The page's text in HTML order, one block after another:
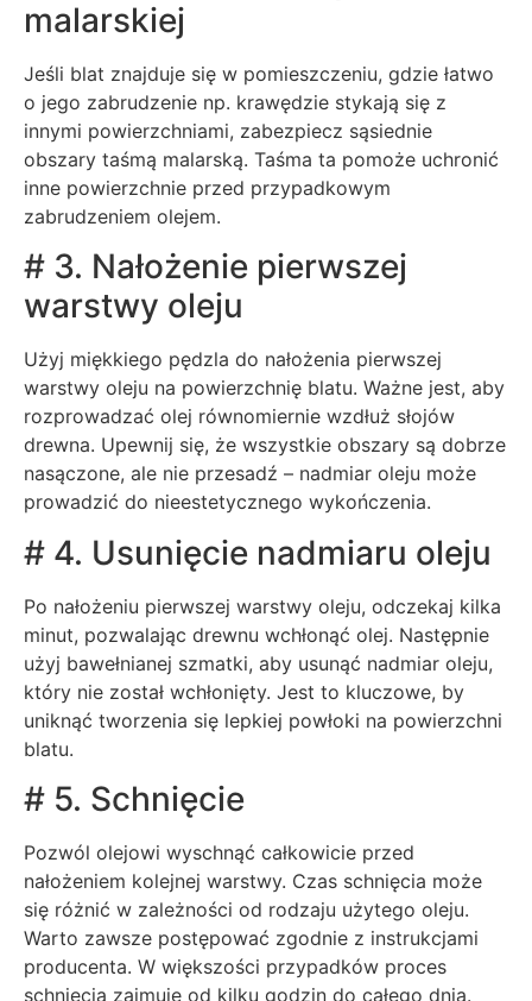
malarskiej
Jeśli blat znajduje się w pomieszczeniu, gdzie łatwo
o jego zabrudzenie np. krawędzie stykają się z
innymi powierzchniami, zabezpiecz sąsiednie
obszary taśmą malarską. Taśma ta pomoże uchronić
inne powierzchnie przed przypadkowym
zabrudzeniem olejem.
# 3. Nałożenie pierwszej
warstwy oleju
Użyj miękkiego pędzla do nałożenia pierwszej
warstwy oleju na powierzchnię blatu. Ważne jest, aby
rozprowadzać olej równomiernie wzdłuż słojów
drewna. Upewnij się, że wszystkie obszary są dobrze
nasączone, ale nie przesadź – nadmiar oleju może
prowadzić do nieestetycznego wykończenia.
# 4. Usunięcie nadmiaru oleju
Po nałożeniu pierwszej warstwy oleju, odczekaj kilka
minut, pozwalając drewnu wchłonąć olej. Następnie
użyj bawełnianej szmatki, aby usunąć nadmiar oleju,
który nie został wchłonięty. Jest to kluczowe, by
uniknąć tworzenia się lepkiej powłoki na powierzchni
blatu.
# 5. Schnięcie
Pozwól olejowi wyschnąć całkowicie przed
nałożeniem kolejnej warstwy. Czas schnięcia może
się różnić w zależności od rodzaju użytego oleju.
Warto zawsze postępować zgodnie z instrukcjami
producenta. W większości przypadków proces
schnięcia zajmuje od kilku godzin do całego dnia.